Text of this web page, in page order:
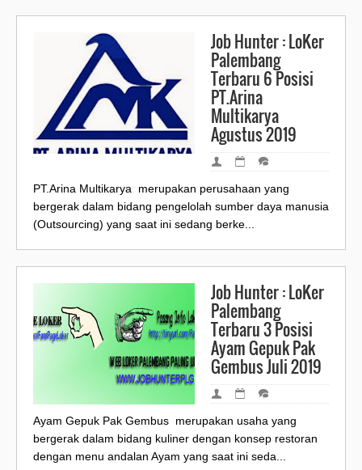
Job Hunter : LoKer
Palembang
Terbaru 6 Posisi
PT.Arina
Multikarya
Agustus 2019
PT.Arina Multikarya merupakan perusahaan yang
bergerak dalam bidang pengelolah sumber daya manusia
(Outsourcing) yang saat ini sedang berke...
Job Hunter : LoKer
Palembang
Terbaru 3 Posisi
Ayam Gepuk Pak
Gembus Juli 2019
Ayam Gepuk Pak Gembus merupakan usaha yang
bergerak dalam bidang kuliner dengan konsep restoran
dengan menu andalan Ayam yang saat ini seda...